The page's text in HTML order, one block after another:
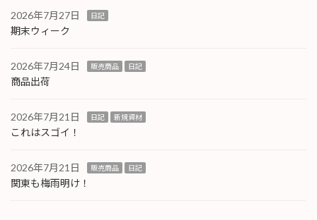
2026年7月27日 日記
期末ウィーク
2026年7月24日 販売商品 日記
商品出荷
2026年7月21日 日記 新規資材
これはスゴイ！
2026年7月21日 販売商品 日記
関東も梅雨明け！